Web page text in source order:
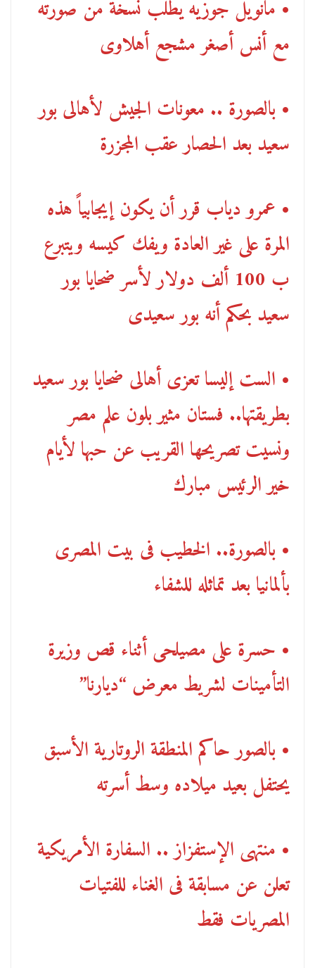
• مانويل جوزيه يطلب نسخة من صورته
مع أنس أصغر مشجع أهلاوى
• بالصورة .. معونات الجيش لأهالى بور
سعيد بعد الحصار عقب المجزرة
• عمرو دياب قرر أن يكون إيجابياً هذه
المرة على غير العادة ويفك كيسه ويتبرع
ب 100 ألف دولار لأسر ضحايا بور
سعيد بحكم أنه بور سعيدى
• الست إليسا تعزى أهالى ضحايا بور سعيد
بطريقتها.. فستان مثير بلون علم مصر
ونسيت تصريحها القريب عن حبها لأيام
خير الرئيس مبارك
• بالصورة.. الخطيب فى بيت المصرى
بألمانيا بعد تماثله للشفاء
• حسرة على مصيلحى أثناء قص وزيرة
التأمينات لشريط معرض “ديارنا”
• بالصور حاكم المنطقة الروتارية الأسبق
يحتفل بعيد ميلاده وسط أسرته
• منتهى الإستفزاز .. السفارة الأمريكية
تعلن عن مسابقة فى الغناء للفتيات
المصريات فقط